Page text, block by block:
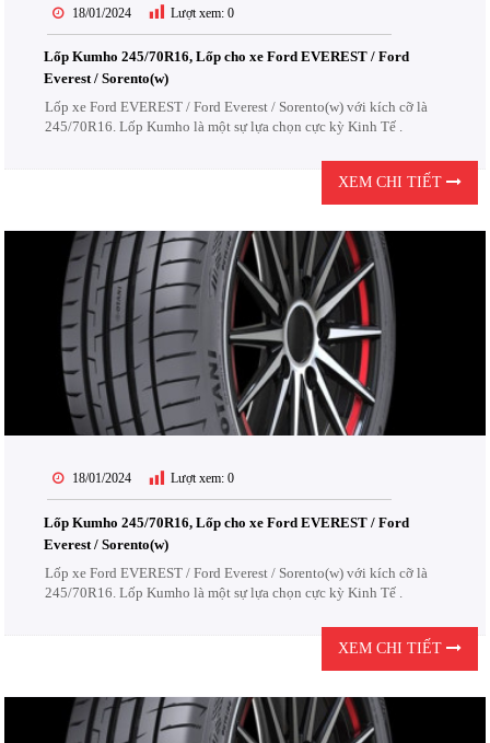
18/01/2024 Lượt xem: 0
Lốp Kumho 245/70R16, Lốp cho xe Ford EVEREST / Ford
Everest / Sorento(w)
Lốp xe Ford EVEREST / Ford Everest / Sorento(w) với kích cỡ là
245/70R16. Lốp Kumho là một sự lựa chọn cực kỳ Kinh Tế .
XEM CHI TIẾT
18/01/2024 Lượt xem: 0
Lốp Kumho 245/70R16, Lốp cho xe Ford EVEREST / Ford
Everest / Sorento(w)
Lốp xe Ford EVEREST / Ford Everest / Sorento(w) với kích cỡ là
245/70R16. Lốp Kumho là một sự lựa chọn cực kỳ Kinh Tế .
XEM CHI TIẾT